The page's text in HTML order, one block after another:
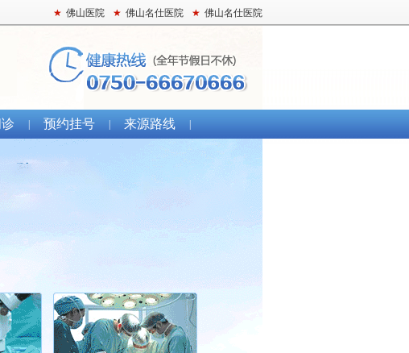
★ 佛山医院 ★ 佛山名仕医院 ★ 佛山名仕医院
预约挂号 来源路线